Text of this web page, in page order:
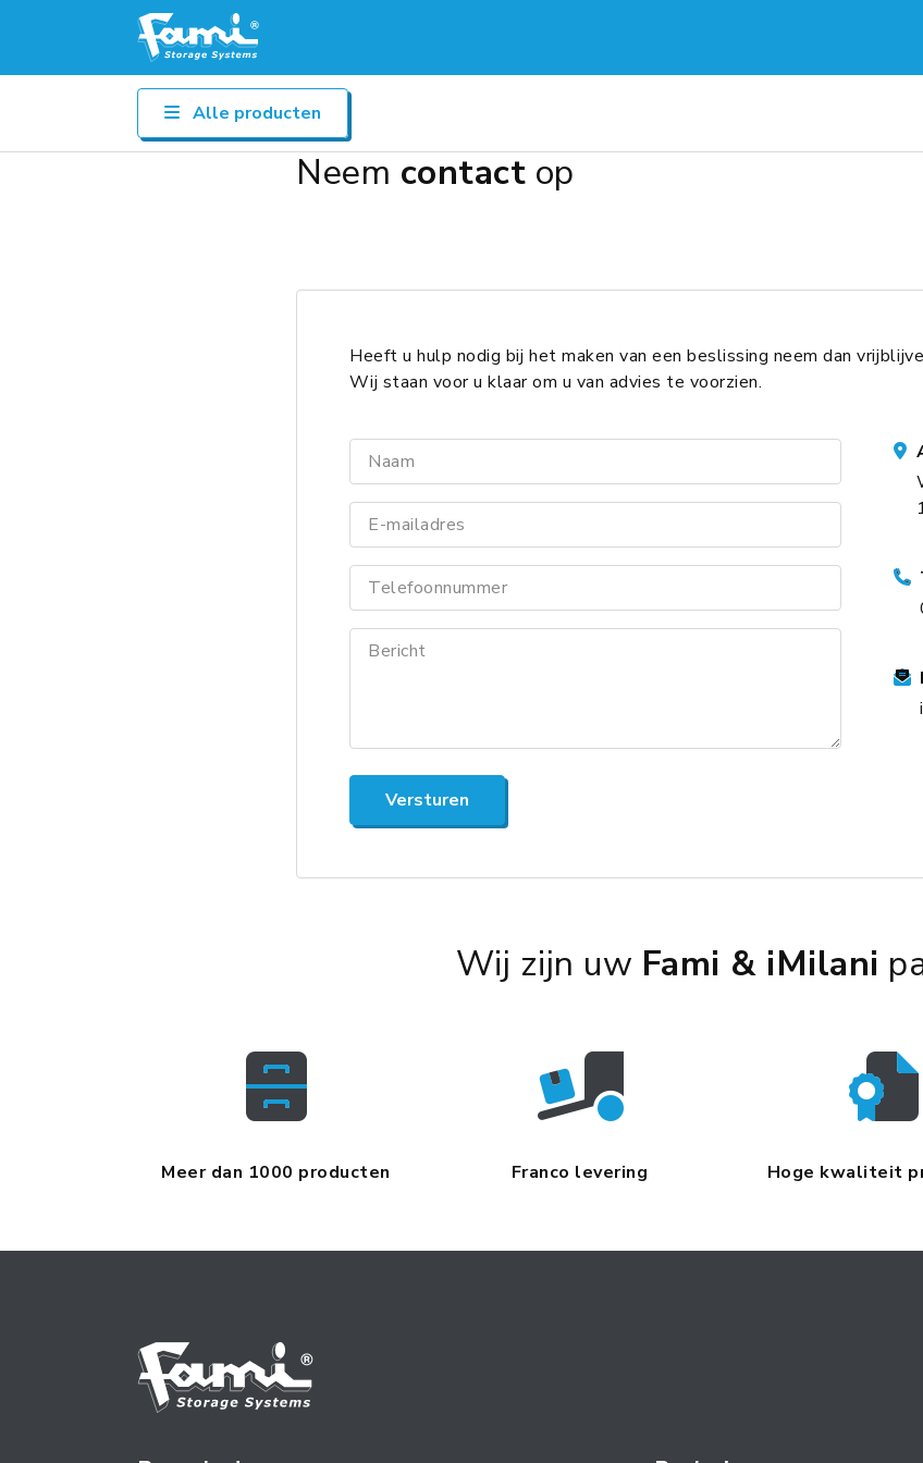
Alle producten
Neem contact op
Heeft u hulp nodig bij het maken van een beslissing neem dan
Wij staan voor u klaar om u van advies te voorzien.
Naam
E-mailadres
Telefoonnummer
Bericht
Versturen
Wij zijn uw Fami & iMilani
Meer dan 1000 producten Franco levering Hoge kwaliteit